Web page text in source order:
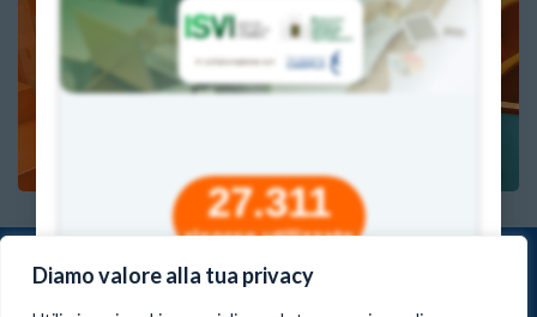
27.311
risorse utilizzate
Diamo valore alla tua privacy
Minds of Change?
VAI ALLE CLASSI VIRTUALI
Scopri tutti i progetti della piattaforma didattica Educazione
Digitale